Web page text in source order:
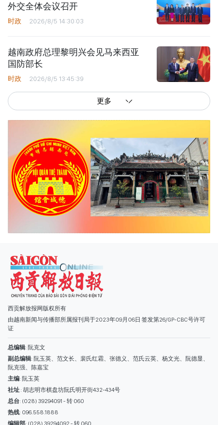
外交全体会议召开
时政 2026/8/5 14:30:03
越南政府总理黎明兴会见马来西亚
国防部长
时政 2026/8/5 13:45:39
更多
西贡解放报网版权所有
由越南新闻与传播部所属报刊局于2023年09月06日 签发第26/GP-CBC号许可
副总编辑: 阮玉英、范文长、裴氏红霜、张德义、范氏云英、杨文光、阮德显、
阮克强、陈嘉宝
主编: 阮玉英
社址: 胡志明市棋盘坊阮氏明开街432-434号
总台: (028) 39294091 - 转 060
热线: 096.558.1888
编辑部: (028) 39294092 - 转 060
电子信箱
广告部
(028) 38334185
quangcaohoavan09@gmail.com;
类别